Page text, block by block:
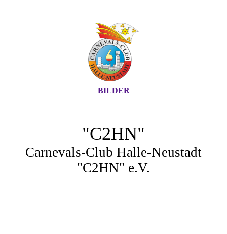
BILDER
"C2HN"
Carnevals-Club Halle-Neustadt
"C2HN" e.V.